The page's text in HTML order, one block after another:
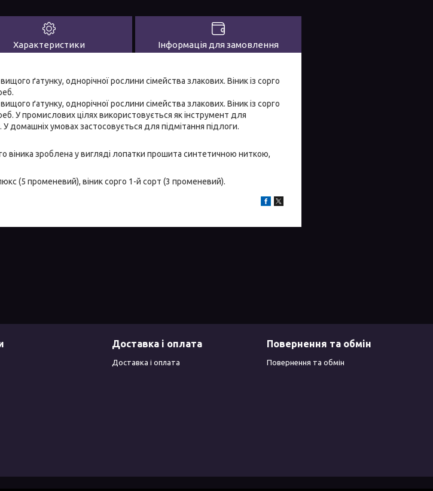
Характеристики Інформація для замовлення
ґатунку, однорічної рослини сімейства злакових. Віник із сорго
ґатунку, однорічної рослини сімейства злакових. Віник із сорго
У промислових цілях використовується як інструмент для
домашніх умовах застосовується для підмітання підлоги.
віника зроблена у вигляді лопатки прошита синтетичною ниткою,
(5 променевий), віник сорго 1-й сорт (3 променевий).
Доставка і оплата
Доставка і оплата
Повернення та обмін
Повернення та обмін